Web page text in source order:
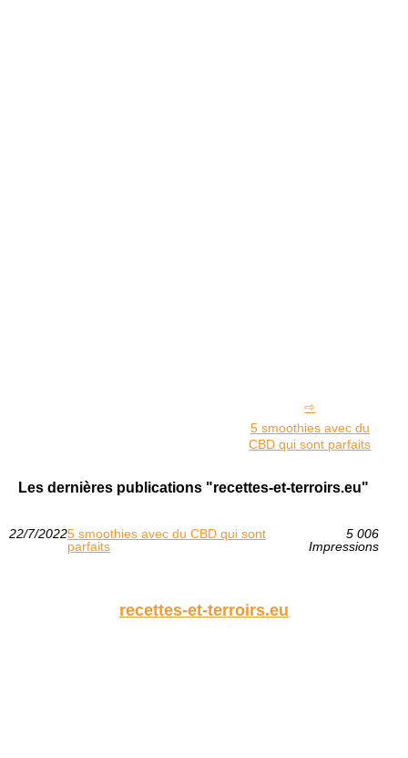
5 smoothies avec du
CBD qui sont parfaits
Les dernières publications "recettes-et-terroirs.eu"
22/7/20225 smoothies avec du CBD qui sont
parfaits
5 006
Impressions
recettes-et-terroirs.eu